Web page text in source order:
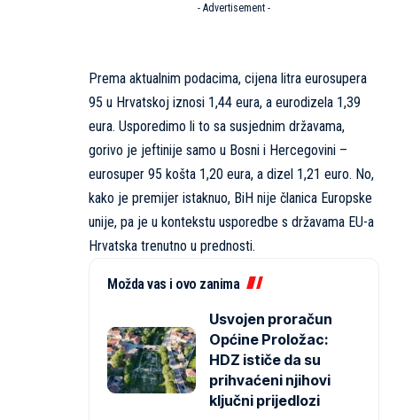
- Advertisement -
Prema aktualnim podacima, cijena litra eurosupera
95 u Hrvatskoj iznosi 1,44 eura, a eurodizela 1,39
eura. Usporedimo li to sa susjednim državama,
gorivo je jeftinije samo u Bosni i Hercegovini –
eurosuper 95 košta 1,20 eura, a dizel 1,21 euro. No,
kako je premijer istaknuo, BiH nije članica Europske
unije, pa je u kontekstu usporedbe s državama EU-a
Hrvatska trenutno u prednosti.
Možda vas i ovo zanima
Usvojen proračun
Općine Proložac:
HDZ ističe da su
prihvaćeni njihovi
ključni prijedlozi